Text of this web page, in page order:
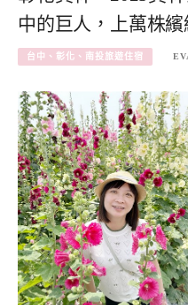
中的巨人，上萬株
台中、彰化、南投旅遊住宿